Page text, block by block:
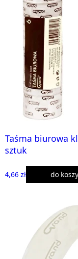
Taśma biurowa
sztuk
4,66 zł do